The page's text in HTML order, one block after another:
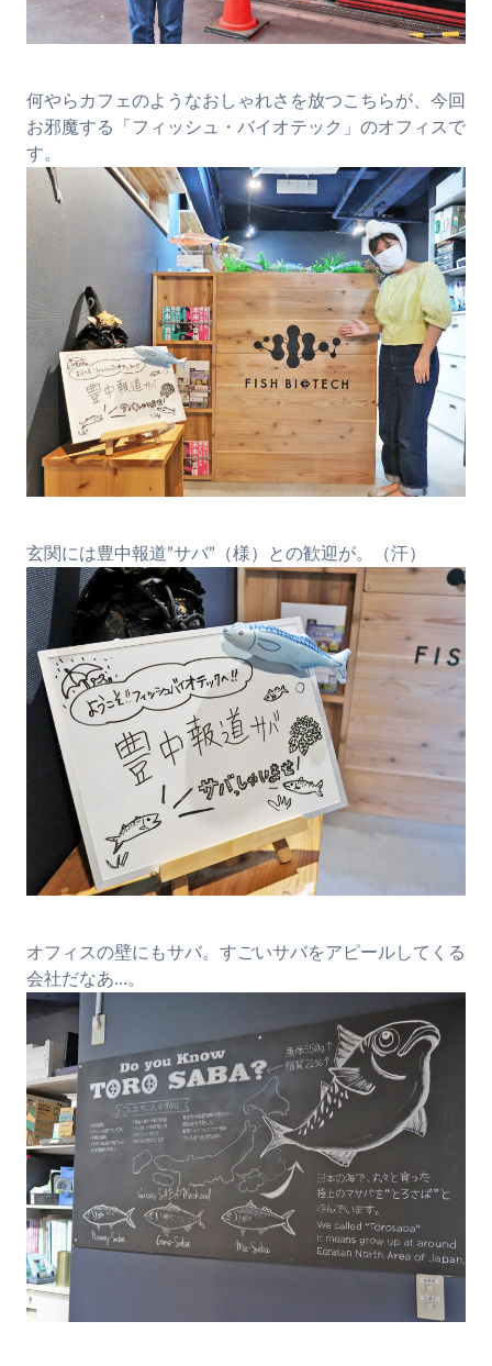
何やらカフェのようなおしゃれさを放つこちらが、今回
お邪魔する「フィッシュ・バイオテック」のオフィスで
す。
玄関には豊中報道”サバ”（様）との歓迎が。（汗）
オフィスの壁にもサバ。すごいサバをアピールしてくる
会社だなあ…。